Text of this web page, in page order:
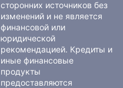
сторонних источников без
изменений и не является
финансовой или
юридической
рекомендацией. Кредиты и
иные финансовые
продукты
предоставляются